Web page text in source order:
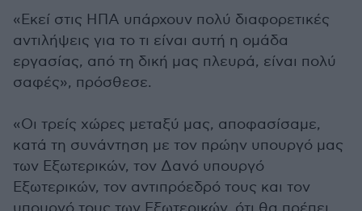
«Εκεί στις ΗΠΑ υπάρχουν πολύ διαφορετικές
αντιλήψεις για το τι είναι αυτή η ομάδα
εργασίας, από τη δική μας πλευρά, είναι πολύ
σαφές», πρόσθεσε.
«Οι τρείς χώρες μεταξύ μας, αποφασίσαμε,
κατά τη συνάντηση με τον πρώην υπουργό μας
των Εξωτερικών, τον Δανό υπουργό
Εξωτερικών, τον αντιπρόεδρό τους και τον